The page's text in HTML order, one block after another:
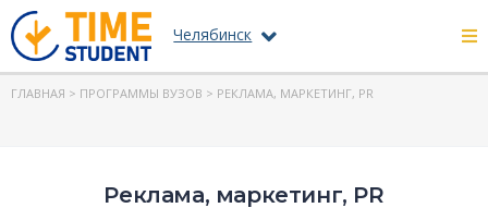
Челябинск
ГЛАВНАЯ > ПРОГРАММЫ ВУЗОВ > РЕКЛАМА, МАРКЕТИНГ, PR
Реклама, маркетинг, PR